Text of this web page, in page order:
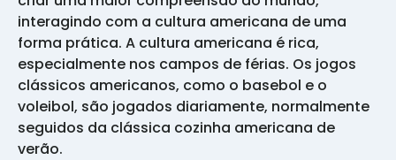
interagindo com a cultura americana de uma
forma prática. A cultura americana é rica,
especialmente nos campos de férias. Os jogos
clássicos americanos, como o basebol e o
voleibol, são jogados diariamente, normalmente
seguidos da clássica cozinha americana de
verão.